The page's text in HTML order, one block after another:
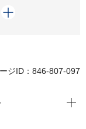
ジID：846-807-097
予算概要
現在